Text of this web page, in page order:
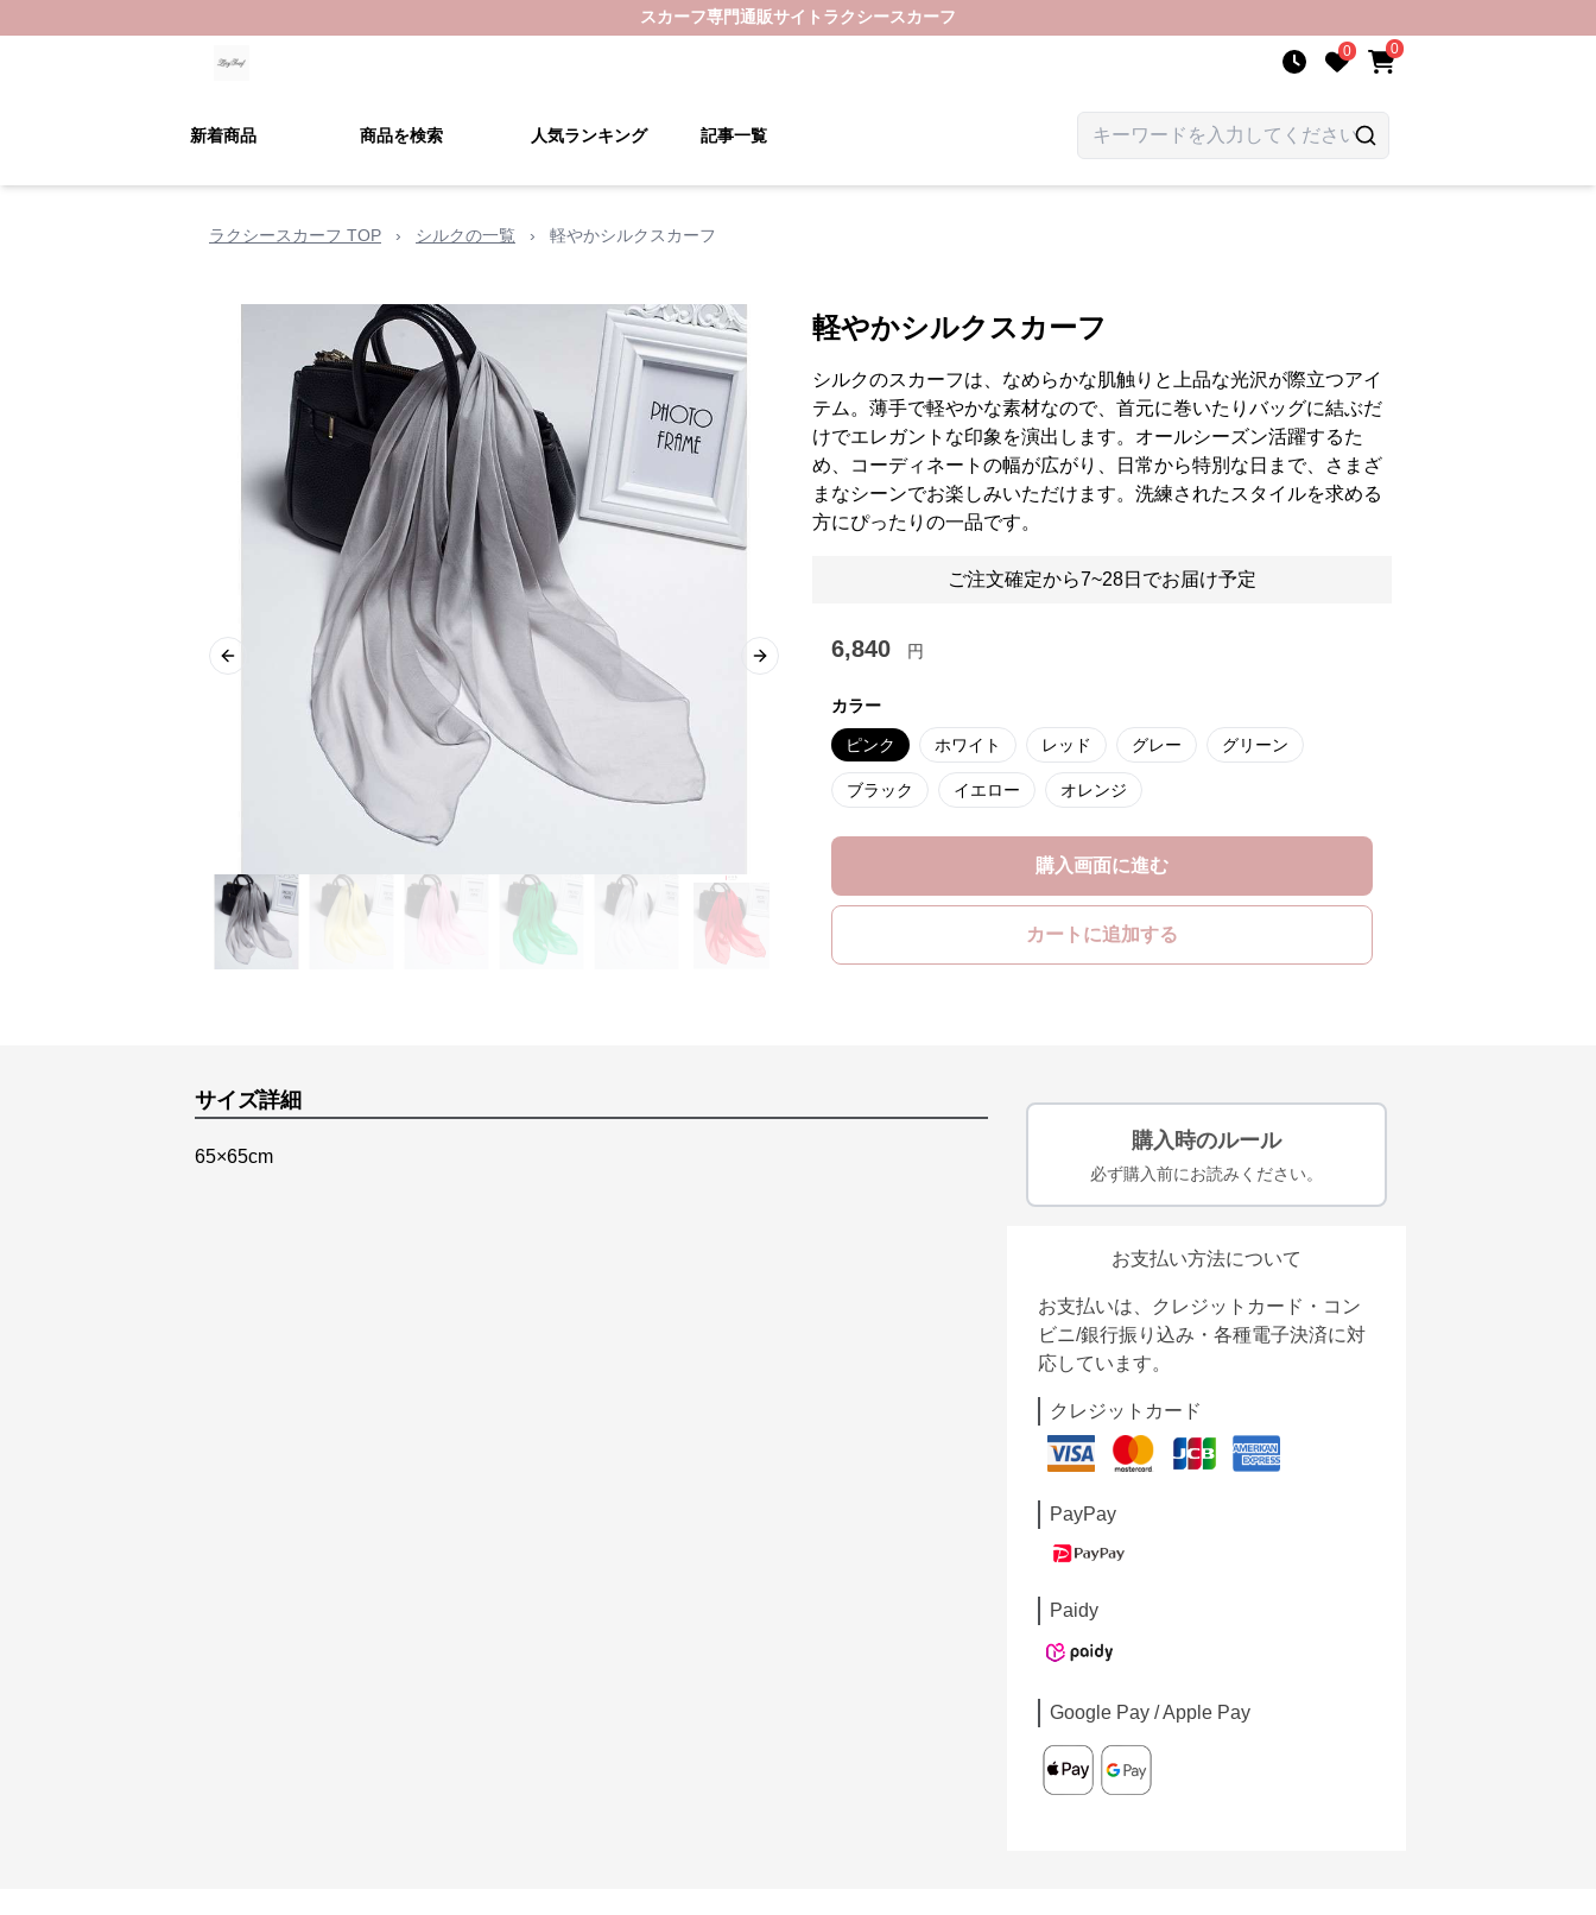
スカーフ専門通販サイト ラクシースカーフ
0 0
新着商品 商品を検索 人気ランキング 記事一覧
ラクシースカーフ TOP › シルクの一覧 › 軽やかシルクスカーフ
Previous slide Next slide
軽やかシルクスカーフ
シルクのスカーフは、なめらかな肌触りと上品な光沢が際立つアイ
テム。薄手で軽やかな素材なので、首元に巻いたりバッグに結ぶだ
けでエレガントな印象を演出します。オールシーズン活躍するた
め、コーディネートの幅が広がり、日常から特別な日まで、さまざ
まなシーンでお楽しみいただけます。洗練されたスタイルを求める
方にぴったりの一品です。
ご注文確定から7~28日でお届け予定
6,840 円
カラー
ピンク ホワイト レッド グレー グリーン
ブラック イエロー オレンジ
購入画面に進む
カートに追加する
サイズ詳細
65×65cm
購入時のルール
必ず購入前にお読みください。
お支払い方法について
お支払いは、クレジットカード・コン
ビニ/銀行振り込み・各種電子決済に対
応しています。
クレジットカード
PayPay
Paidy
Google Pay / Apple Pay